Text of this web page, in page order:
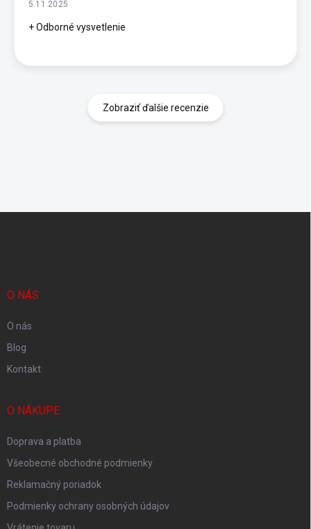
5.11.2025
+ Odborné vysvetlenie
Zobraziť ďalšie recenzie
O NÁS
O nás
Blog
Kontakt
O NÁKUPE
Doprava a platba
Všeobecné obchodné podmienky
Reklamačný poriadok
Podmienky ochrany osobných údajov